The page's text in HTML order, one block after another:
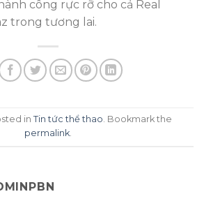
công rực rỡ cho cả Real
trong tương lai.
in Tin tức thể thao. Bookmark the
permalink.